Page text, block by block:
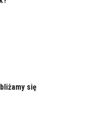
się